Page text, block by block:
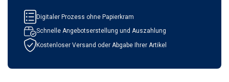
Digitaler Prozess ohne Papierkram
Schnelle Angebotserstellung und Auszahlung
Kostenloser Versand oder Abgabe Ihrer Artikel